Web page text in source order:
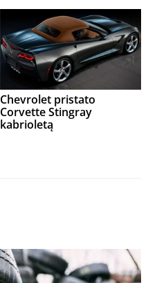
Chevrolet pristato
Corvette Stingray
kabrioletą